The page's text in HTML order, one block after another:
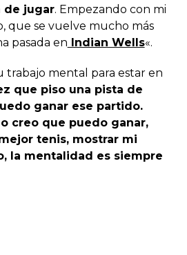
de jugar. Empezando con mi
que se vuelve mucho más
pasada en Indian Wells«.
trabajo mental para estar en
que piso una pista de
ganar ese partido.
creo que puedo ganar,
tenis, mostrar mi
la mentalidad es siempre